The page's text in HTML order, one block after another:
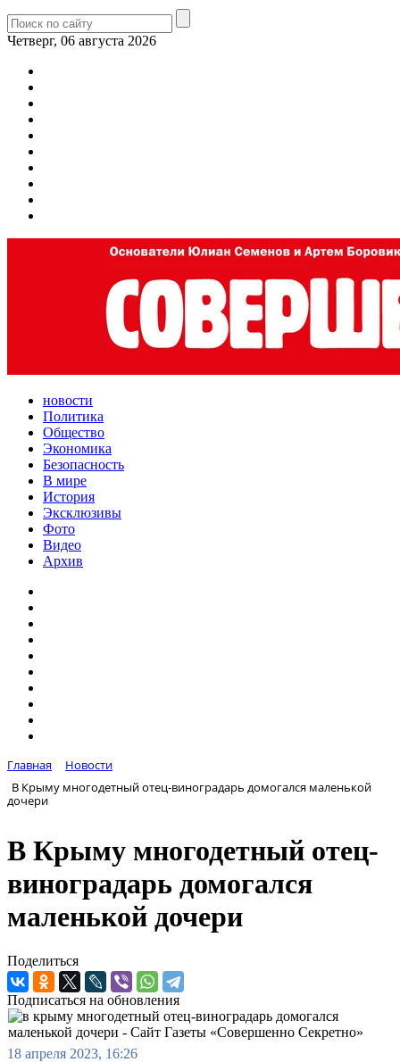
Четверг, 06 августа 2026
новости
Политика
Общество
Экономика
Безопасность
В мире
История
Эксклюзивы
Фото
Видео
Архив
Главная
Новости
В Крыму многодетный отец-виноградарь домогался маленькой
дочери
В Крыму многодетный отец-
виноградарь домогался
маленькой дочери
Поделиться
Подписаться на обновления
18 апреля 2023, 16:26